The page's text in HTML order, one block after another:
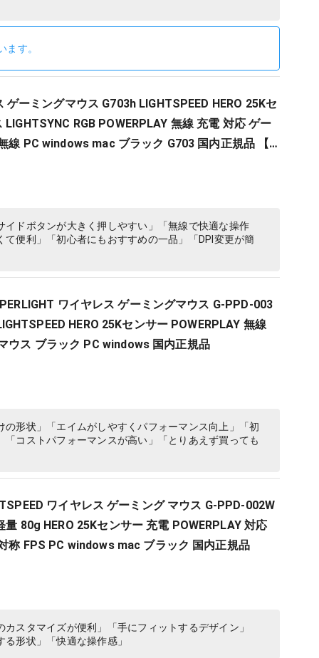
す。
ーミングマウス G703h LIGHTSPEED HERO 25Kセ
RGB POWERPLAY 無線 充電 対応 ゲー
線 PC windows mac ブラック G703 国内正規品 【
ドボタンが大きく押しやすい」「無線で快適な操作
便利」「初心者にもおすすめの一品」「DPI変更が簡
ワイヤレス ゲーミングマウス G-PPD-003
HERO 25Kセンサー POWERPLAY 無線
ウス ブラック PC windows 国内正規品
形状」「エイムがしやすくパフォーマンス向上」「初
コストパフォーマンスが高い」「とりあえず買っても
ワイヤレス ゲーミング マウス G-PPD-002W
80g HERO 25Kセンサー 充電 POWERPLAY 対応
称 FPS PC windows mac ブラック 国内正規品
スタマイズが便利」「手にフィットするデザイン」
形状」「快適な操作感」